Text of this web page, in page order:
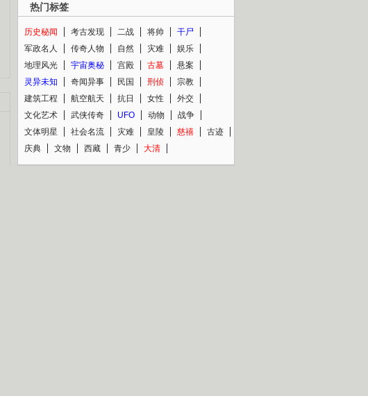
热门标签
历史秘闻 考古发现 二战 将帅
干尸
军政名人
传奇人物 自然 灾难
娱乐
地理风光
宇宙奥秘 宫殿 古墓
悬案
灵异未知
奇闻异事 民国 刑侦
宗教
建筑工程
航空航天 抗日 女性
外交
文化艺术
武侠传奇 UFO 动物
战争
文体明星
社会名流 灾难 皇陵 慈禧
古迹
庆典
文物 西藏 青少 大清